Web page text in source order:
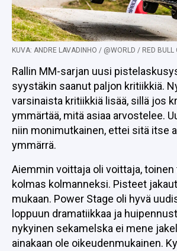
KUVA: ANDRE LAVADINHO / @WORLD / RED BULL
Rallin MM-sarjan uusi
syystäkin saanut paljon kritiikkiä.
varsinaista kritiikkiä lisää, sillä jos
ymmärtää, mitä asiaa arvostelee.
niin monimutkainen, ettei sitä itse
ymmärrä.
Aiemmin voittaja oli voittaja,
kolmas kolmanneksi. Pisteet
mukaan. Power Stage oli hyvä
loppuun dramatiikkaa ja
nykyinen sekamelska ei mene
ainakaan ole oikeudenmukainen.